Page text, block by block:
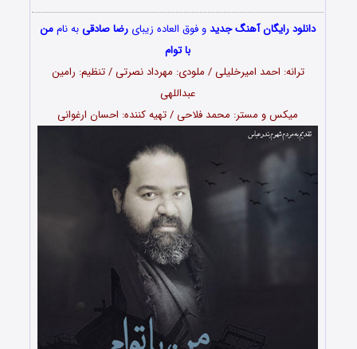
دانلود رایگان آهنگ جدیدو فوق العاده زیبای رضا صادقیبه ناممن
با توام
ترانه: احمد امیرخلیلی / ملودی: مهرداد نصرتی / تنظیم: رامین
عبداللهی
میکس و مستر: محمد فلاحی / تهیه کننده: احسان ارغوانی